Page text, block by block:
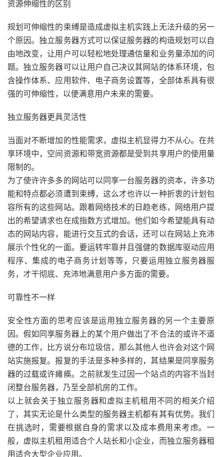
资源伸缩性的区别
规划可伸缩性的束缚是造成虚拟主机实践上无法升级的另一
个原因。独立服务器方式可以保证服务器的构造规划可以自
由地改变，让用户可以轻松地处理通信量和业务量添加的问
题。独立服务器可以让用户自己决议其网站的体系环境，包
含操作体系、应用软件、电子商务设置等，全部体系具有很
强的可伸缩性，以便满意用户未来的需要。
独立服务器更具灵活性
当面对不断增加的性能需求，虚拟主机显得力不从心。在共
享环境中，空间资源和带宽资源都是受到共享用户的使用量
限制的。
为了使许许多多的网站可以同享一台服务器的资本，许多功
能和特点都必须遭到束缚，这么才也许以一种折衷的计划包
容所有的这些网站。跟着网络技术的日趋老练，网络用户提
出的希望请求也在成指数方式增加。他们如今希望能具有动
态的网站内容，能进行交互式的会话，还可以在网站上充沛
展示个性化的一面。要运转牢靠并且强健的数据库驱动应用
程序、集成的电子商务计划等等，只要运用独立服务器服
务，才干彻底、充沛地满意用户多方面的需要。
可靠性不一样
安全性方面的思考应该是运用独立服务器的另一个主要原
因。假如同享服务器上的某个用户做出了不合法的或许不道
德的工作，比方说分布垃圾信，那么其他人也许会对这个网
站实施报复。报复的手法是多种多样的，其结果是同享服务
器的过载或许瘫痪。之前就发生过因一个站点的内容不当封
闭整台服务器，乃至全部机房的工作。
以上就会关于独立服务器和虚拟主机租用不同的相关介绍
了，其实无论是什么类型的服务器主机都有其有优势。我们
在挑选时，需要根据自身的需求以及成本费用来考虑。一
般，虚拟主机租用适合个人站长和小企业，而独立服务器租
用适合大型企业应用。